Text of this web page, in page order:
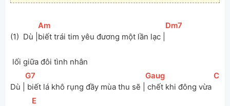
(1)  Dù |
[
Am
biết trái tim yêu đương một lần lạc |
[Dm7
lối giữa đôi tình nhân
Dù |
[
G7
biết lá khô rụng đầy mùa thu sẽ |
[
Gaug
chết khi đông vừa
[
C
[E